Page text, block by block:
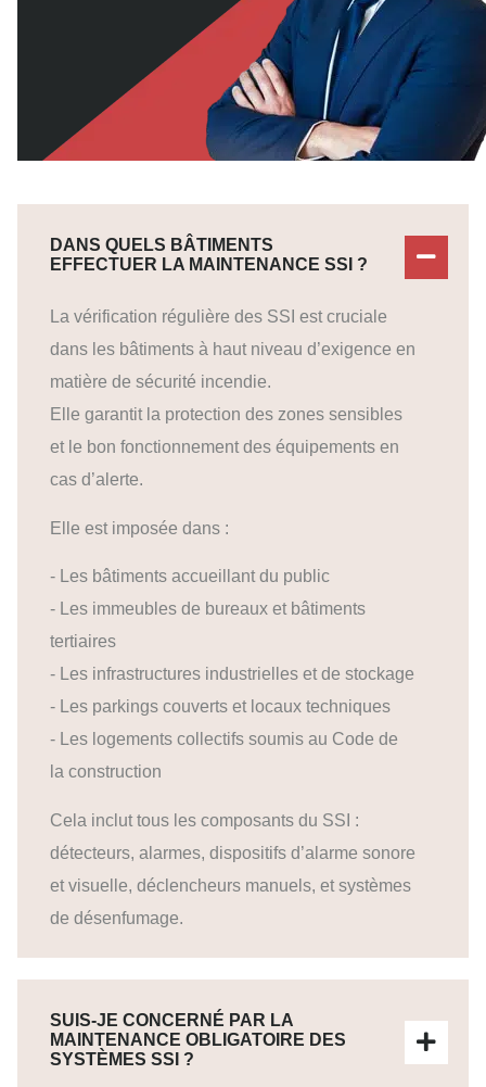
DANS QUELS BÂTIMENTS
EFFECTUER LA MAINTENANCE SSI ?
La vérification régulière des SSI est cruciale
dans les bâtiments à haut niveau d’exigence en
matière de sécurité incendie.
Elle garantit la protection des zones sensibles
et le bon fonctionnement des équipements en
cas d’alerte.
Elle est imposée dans :
- Les bâtiments accueillant du public
- Les immeubles de bureaux et bâtiments
tertiaires
- Les infrastructures industrielles et de stockage
- Les parkings couverts et locaux techniques
- Les logements collectifs soumis au Code de
la construction
Cela inclut tous les composants du SSI :
détecteurs, alarmes, dispositifs d’alarme sonore
et visuelle, déclencheurs manuels, et systèmes
de désenfumage.
SUIS-JE CONCERNÉ PAR LA
MAINTENANCE OBLIGATOIRE DES
SYSTÈMES SSI ?